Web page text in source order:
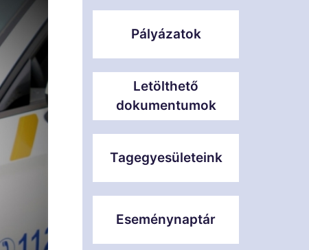
Pályázatok
Letölthető
dokumentumok
Tagegyesületeink
Eseménynaptár